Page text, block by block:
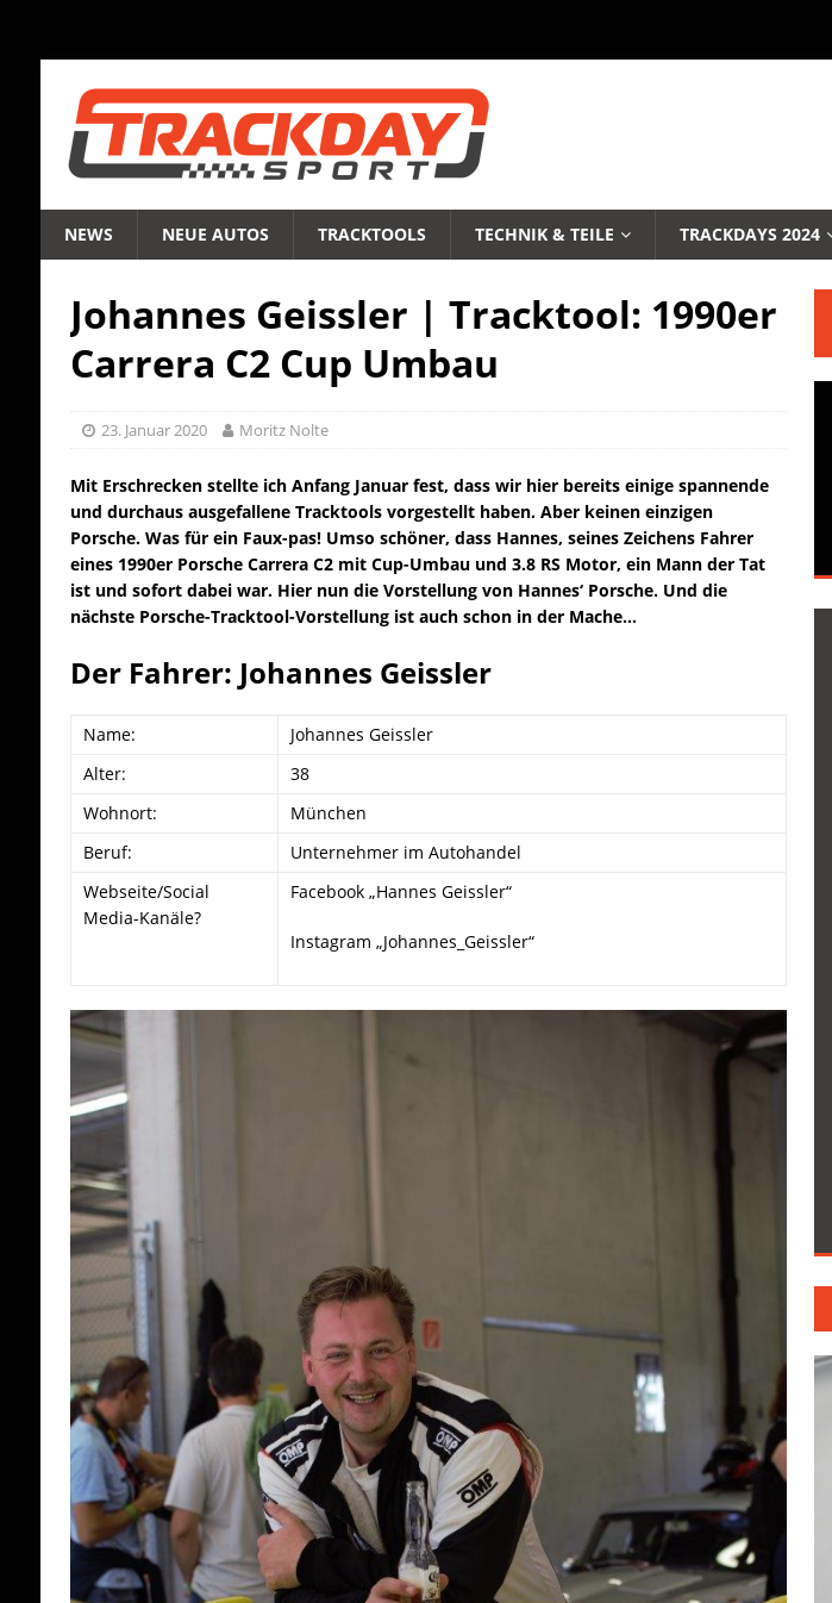
NEWS NEUE AUTOS TRACKTOOLS TECHNIK & TEILE TRACKDAYS 2024
Johannes Geissler | Tracktool: 1990er
Carrera C2 Cup Umbau
23. Januar 2020 Moritz Nolte
Mit Erschrecken stellte ich Anfang Januar fest, dass wir hier bereits einige spannende
und durchaus ausgefallene Tracktools vorgestellt haben. Aber keinen einzigen
Porsche. Was für ein Faux-pas! Umso schöner, dass Hannes, seines Zeichens Fahrer
eines 1990er Porsche Carrera C2 mit Cup-Umbau und 3.8 RS Motor, ein Mann der Tat
ist und sofort dabei war. Hier nun die Vorstellung von Hannes‘ Porsche. Und die
nächste Porsche-Tracktool-Vorstellung ist auch schon in der Mache…
Der Fahrer: Johannes Geissler
Name:
Johannes Geissler
Alter:
38
Wohnort:
München
Beruf:
Unternehmer im Autohandel
Webseite/Social
Media-Kanäle?
Facebook „Hannes Geissler“
Instagram „Johannes_Geissler“